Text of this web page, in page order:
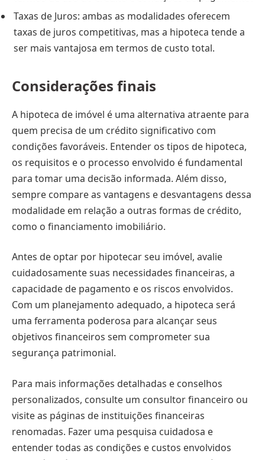
Taxas de Juros: ambas as modalidades oferecem
taxas de juros competitivas, mas a hipoteca tende a
ser mais vantajosa em termos de custo total.
Considerações finais
A hipoteca de imóvel é uma alternativa atraente para
quem precisa de um crédito significativo com
condições favoráveis. Entender os tipos de hipoteca,
os requisitos e o processo envolvido é fundamental
para tomar uma decisão informada. Além disso,
sempre compare as vantagens e desvantagens dessa
modalidade em relação a outras formas de crédito,
como o financiamento imobiliário.
Antes de optar por hipotecar seu imóvel, avalie
cuidadosamente suas necessidades financeiras, a
capacidade de pagamento e os riscos envolvidos.
Com um planejamento adequado, a hipoteca será
uma ferramenta poderosa para alcançar seus
objetivos financeiros sem comprometer sua
segurança patrimonial.
Para mais informações detalhadas e conselhos
personalizados, consulte um consultor financeiro ou
visite as páginas de instituições financeiras
renomadas. Fazer uma pesquisa cuidadosa e
entender todas as condições e custos envolvidos